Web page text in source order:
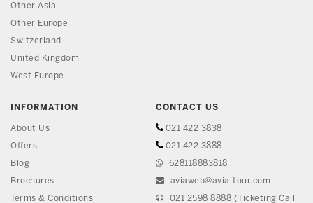
Other Asia
Other Europe
Switzerland
United Kingdom
West Europe
INFORMATION
About Us
Offers
Blog
Brochures
Terms & Conditions
CONTACT US
021 422 3838
021 422 3888
628118883818
aviaweb@avia-tour.com
021 2598 8888 (Ticketing Call